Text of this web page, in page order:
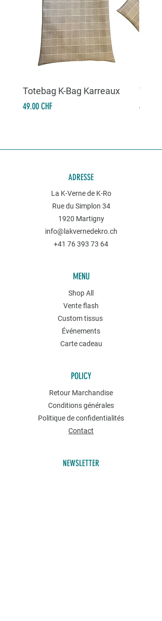
Totebag K-Bag Karreaux
Prix
49.00 CHF Prix
49.00
ADRESSE
La K-Verne de K-Ro
Rue du Simplon 34
1920 Martigny
info@lakvernedekro.ch
+41 76 393 73 64
MENU
Shop All
Vente flash
Custom tissus
Événements
Carte cadeau
POLICY
Retour Marchandise
Conditions générales
Politique de confidentialités
Contact
NEWSLETTER